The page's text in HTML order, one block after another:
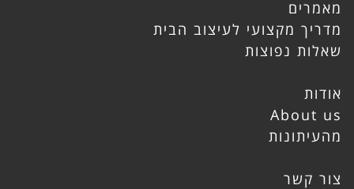
מאמרים
מדריך מקצועי לעיצוב הבית
שאלות נפוצות
אודות
About us
מהעיתונות
צור קשר